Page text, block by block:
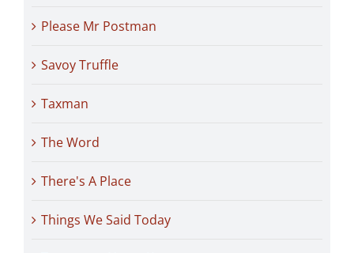
Please Mr Postman
Savoy Truffle
Taxman
The Word
There's A Place
Things We Said Today